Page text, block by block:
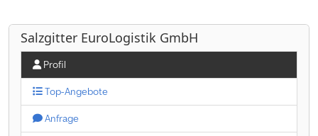
Salzgitter EuroLogistik GmbH
Profil
Top-Angebote
Anfrage